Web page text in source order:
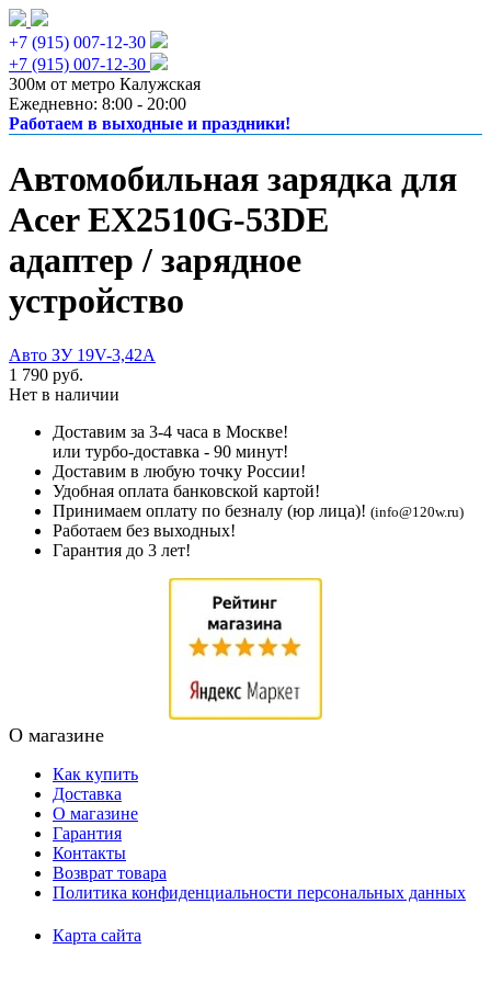
+7 (915) 007-12-30
+7 (915) 007-12-30
300м от метро Калужская
Ежедневно: 8:00 - 20:00
Работаем в выходные и праздники!
Автомобильная зарядка для
Acer EX2510G-53DE
адаптер / зарядное
устройство
Авто ЗУ 19V-3,42A
1 790 руб.
Нет в наличии
Доставим за 3-4 часа в Москве!
или турбо-доставка - 90 минут!
Доставим в любую точку России!
Удобная оплата банковской картой!
Принимаем оплату по безналу (юр лица)! (info@120w.ru)
Работаем без выходных!
Гарантия до 3 лет!
О магазине
Как купить
Доставка
О магазине
Гарантия
Контакты
Возврат товара
Политика конфиденциальности персональных данных
Карта сайта